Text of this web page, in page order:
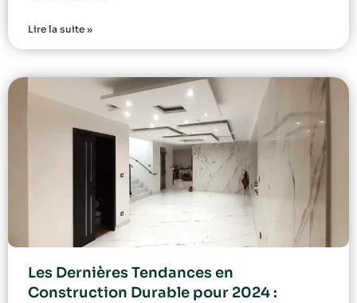
Lire la suite »
Les Dernières Tendances en
Construction Durable pour 2024 :